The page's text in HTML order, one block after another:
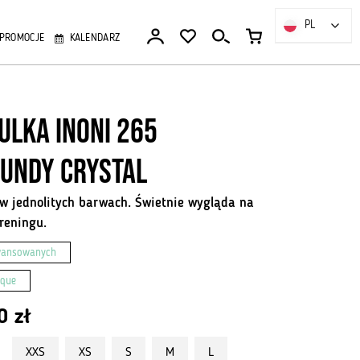
PROMOCJE KALENDARZ
Inoni 265
Crystal
jednolitych barwach. Świetnie wygląda na
zł
XXS XS S M L
PL
PL